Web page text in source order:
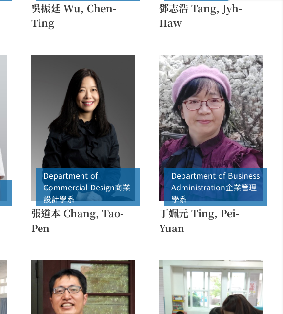
吳振廷 Wu, Chen-
Ting
鄧志浩 Tang, Jyh-
Haw
Department of
Commercial Design商業
設計學系
張道本 Chang, Tao-
Pen
Department of Business
Administration企業管理
學系
丁姵元 Ting, Pei-
Yuan